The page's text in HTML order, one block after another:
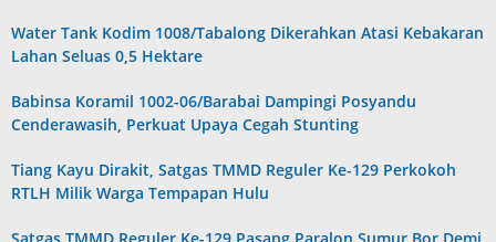
Water Tank Kodim 1008/Tabalong Dikerahkan Atasi Kebakaran
Lahan Seluas 0,5 Hektare
Babinsa Koramil 1002-06/Barabai Dampingi Posyandu
Cenderawasih, Perkuat Upaya Cegah Stunting
Tiang Kayu Dirakit, Satgas TMMD Reguler Ke-129 Perkokoh
RTLH Milik Warga Tempapan Hulu